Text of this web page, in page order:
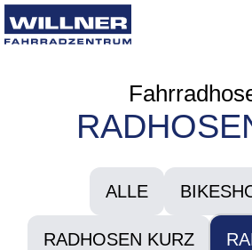
ALLE
RADHOSEN KURZ